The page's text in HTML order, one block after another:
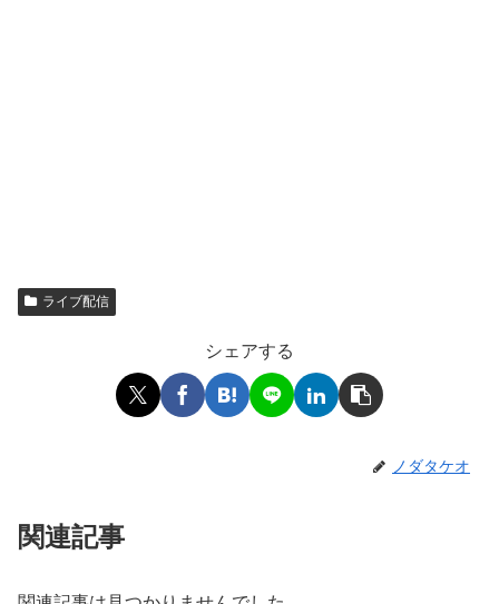
ライブ配信
シェアする
ノダタケオ
関連記事